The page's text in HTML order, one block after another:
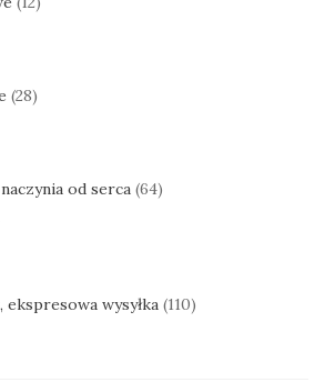
(28)
od serca (64)
wysyłka (110)